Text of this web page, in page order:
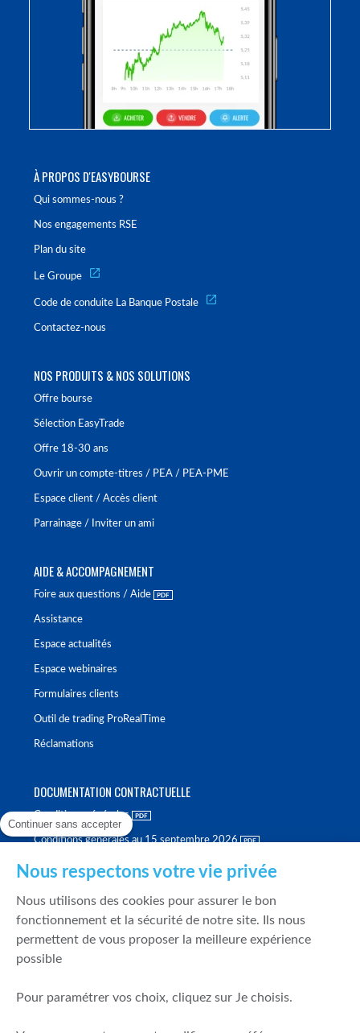
À PROPOS D'EASYBOURSE
Qui sommes-nous ?
Nos engagements RSE
Plan du site
Le Groupe
Code de conduite La Banque Postale
Contactez-nous
NOS PRODUITS & NOS SOLUTIONS
Offre bourse
Sélection EasyTrade
Offre 18-30 ans
Ouvrir un compte-titres / PEA / PEA-PME
Espace client / Accès client
Parrainage / Inviter un ami
AIDE & ACCOMPAGNEMENT
Foire aux questions / Aide
Assistance
Espace actualités
Espace webinaires
Formulaires clients
Outil de trading ProRealTime
Réclamations
DOCUMENTATION CONTRACTUELLE
Conditions générales
Conditions générales au 15 septembre 2026
Politique de meilleure sélection
Politique de durabilité
Fonds de garantie des dépôts et de résolution
Continuer sans accepter
Nous respectons votre vie privée
Nous utilisons des cookies pour assurer le bon
fonctionnement et la sécurité de notre site. Ils nous
permettent de vous proposer la meilleure expérience
possible
Pour paramétrer vos choix, cliquez sur Je choisis.